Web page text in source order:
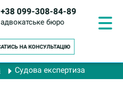
+38 099-308-84-89
адвокатське бюро
Судова експертиза